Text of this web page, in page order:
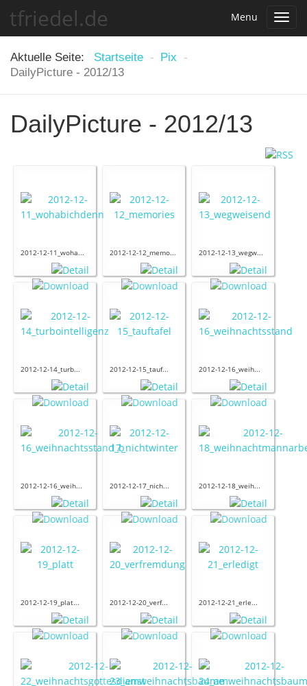
tfriedel.de Menu
Aktuelle Seite:
Startseite - Pix
-
DailyPicture - 2012/13
DailyPicture - 2012/13
2012-12-11_woha... 2012-12-12_memo... 2012-12-13_wegw...
2012-12-14_turb... 2012-12-15_tauf... 2012-12-16_weih...
2012-12-16_weih... 2012-12-17_nich... 2012-12-18_weih...
2012-12-19_plat... 2012-12-20_verf... 2012-12-21_erle...